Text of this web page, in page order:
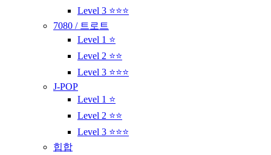
Level 3 ⭐⭐⭐
7080 / 트로트
Level 1 ⭐
Level 2 ⭐⭐
Level 3 ⭐⭐⭐
J-POP
Level 1 ⭐
Level 2 ⭐⭐
Level 3 ⭐⭐⭐
힙합